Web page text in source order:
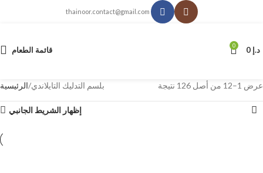
thainoor.contact@gmail.com
قائمة الطعام 0 د.إ
الرئيسية بلسم التدليك التايلاندي عرض 1–12 من أصل 126 نتيجة
إظهار الشريط الجانبي